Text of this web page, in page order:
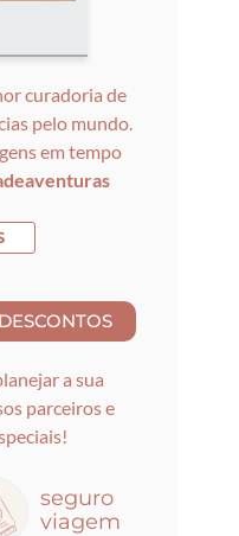
curadoria de
pelo mundo.
em tempo
a sua
parceiros e
seguro
viagem